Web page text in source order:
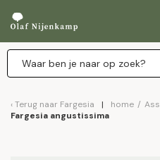
Terug naar Fargesia home /
Fargesia angustissima